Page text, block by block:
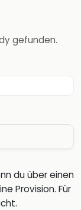
gefunden.
du über einen
Provision. Für